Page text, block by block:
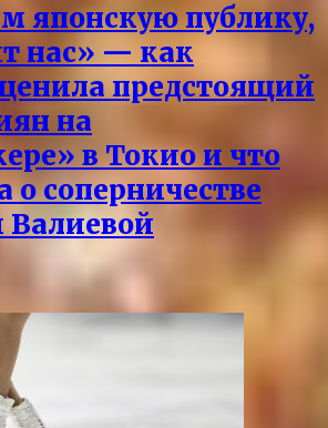
японскую публику,
нас» — как
предстоящий
на
в Токио и что
о соперничестве
Валиевой